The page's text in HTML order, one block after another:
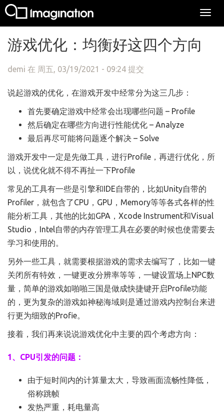
游戏优化：均衡好这四个方向
demi 在 周五, 03/19/2021 - 09:24 提交
说起游戏的优化，在游戏开发中经常分为这三几步：
首先要确定游戏中经常会出现哪些问题 – Profile
然后确定在哪些方向进行性能优化 – Analyze
最后再尽可能将问题逐个解决 – Solve
游戏开发中一定是先做工具，进行Profile，再进行优化，所
以，说优化就不得不再扯一下Profile
常见的工具有一些是引擎和IDE自带的，比如Unity自带的
Profiler，就包含了CPU，GPU，Memory等等各式各样的性
能分析工具，其他的比如GPA，Xcode Instrument和Visual
Studio，Intel自带的内存管理工具在必要的时候也使需要去
学习和使用的。
另外一些工具，就需要根据游戏的需求去编写了，比如一键
关闭所有特效，一键更改分辨率等等，一键设置场上NPC数
量，简单的游戏如啪啪三国是做成快捷键开启Profile功能
的，更为复杂的游戏如神秘海域则是通过游戏内控制台来进
行更为细致的Profie。
接着，我们再来说说游戏优化中主要的四个考虑方向：
1、CPU引发的问题：
由于短时间内的计算量太大，导致画面流畅性降低，
俗称跳帧
发热严重，耗电量高